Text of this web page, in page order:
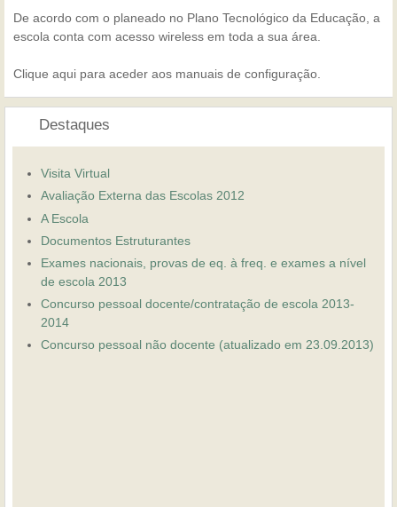
De acordo com o planeado no Plano Tecnológico da Educação, a
escola conta com acesso wireless em toda a sua área.
Clique aqui para aceder aos manuais de configuração.
Destaques
Visita Virtual
Avaliação Externa das Escolas 2012
A Escola
Documentos Estruturantes
Exames nacionais, provas de eq. à freq. e exames a nível
de escola 2013
Concurso pessoal docente/contratação de escola 2013-
2014
Concurso pessoal não docente (atualizado em 23.09.2013)